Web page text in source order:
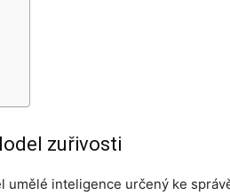
zuřivosti
umělé inteligence určený ke